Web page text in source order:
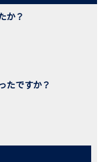
か？
たですか？